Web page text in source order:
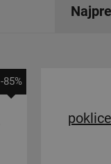
-85%